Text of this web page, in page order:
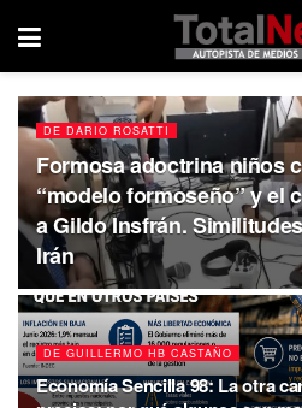
DE DARIO ROSATTI
Formosa adoctrina niños
“modelo formoseño” y el
a Gildo Insfrán.
Irán
DE GUILLERMO HB CASTAÑO
Economía Sencilla 98: La otra